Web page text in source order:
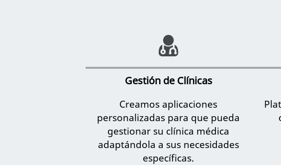
Gestión de Clínicas
Creamos aplicaciones
personalizadas para que pueda
gestionar su clínica médica
adaptándola a sus necesidades
específicas.